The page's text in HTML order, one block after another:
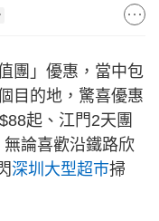
團」優惠，當中包
目的地，驚喜優惠
起、江門2天團
論喜歡沿鐵路欣
深圳大型超巿掃